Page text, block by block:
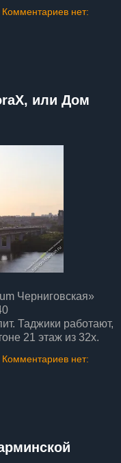
Комментариев нет:
или Дом
Черниговская»
Таджики работают,
21 этаж из 32х.
Комментариев нет: